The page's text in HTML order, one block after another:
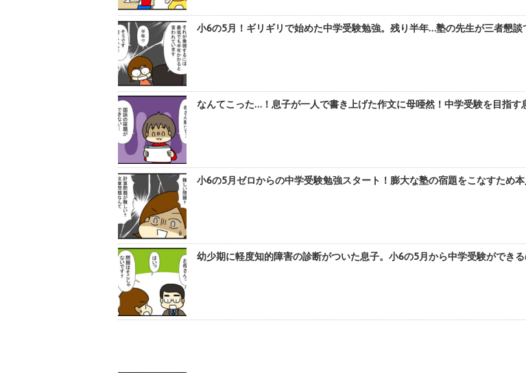
小6の5月！ギリギリで始めた中学受験勉強。残り半年…塾の先生が三者懇
なんてこった…！息子が一人で書き上げた作文に母唖然！中学受験を目指
小6の5月ゼロからの中学受験勉強スタート！膨大な塾の宿題をこなすため
幼少期に軽度知的障害の診断がついた息子。小6の5月から中学受験がで